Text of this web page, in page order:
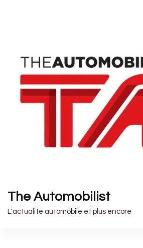
The Automobilist
L'actualité automobile et plus encore